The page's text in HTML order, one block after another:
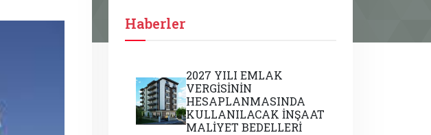
Haberler
2027 YILI EMLAK
VERGİSİNİN
HESAPLANMASINDA
KULLANILACAK İNŞAAT
MALİYET BEDELLERİ